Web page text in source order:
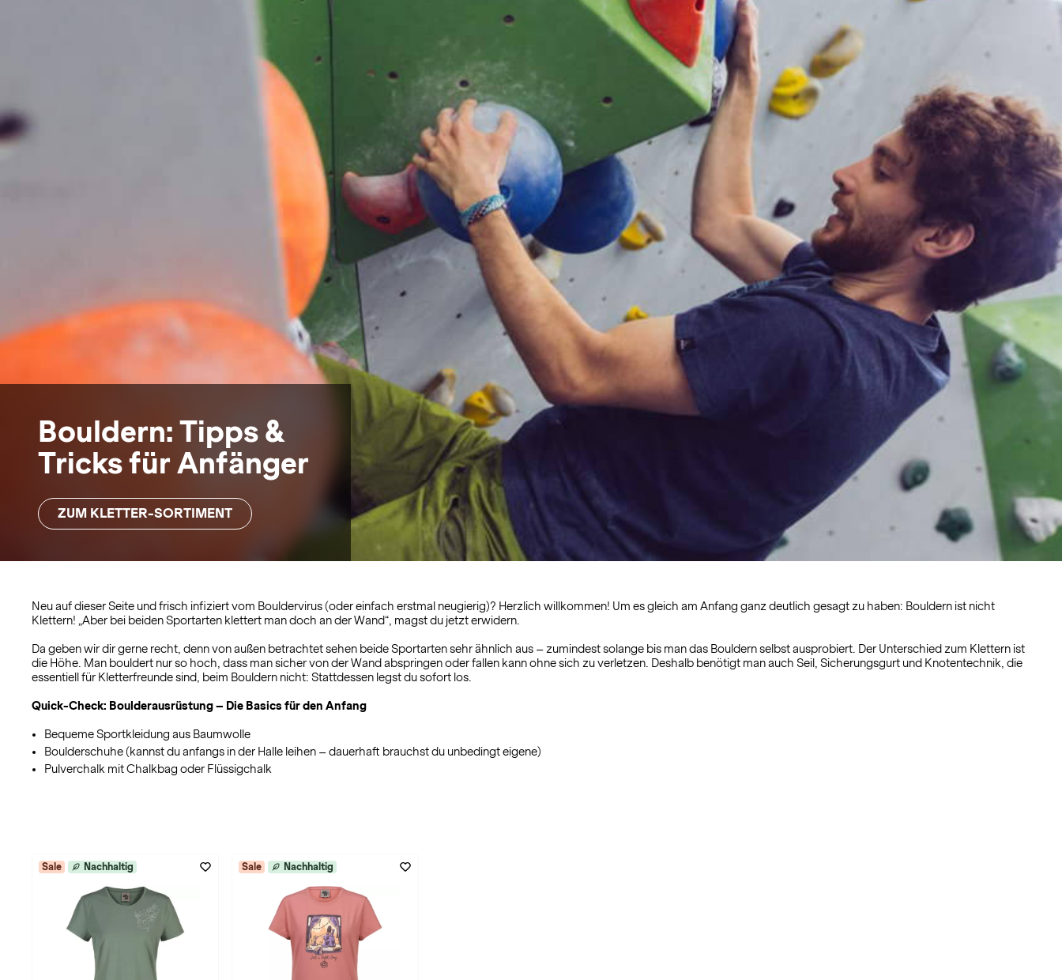
Bouldern: Tipps &
Tricks für Anfänger
ZUM KLETTER-SORTIMENT
Neu auf dieser Seite und frisch infiziert vom Bouldervirus (oder einfach erstmal neugierig)? Herzlich willkommen! Um es gleich am Anfang ganz deutlich gesagt zu haben: Bouldern ist nicht
Klettern! „Aber bei beiden Sportarten klettert man doch an der Wand“, magst du jetzt erwidern.
Da geben wir dir gerne recht, denn von außen betrachtet sehen beide Sportarten sehr ähnlich aus – zumindest solange bis man das Bouldern selbst ausprobiert. Der Unterschied zum Klettern ist
die Höhe. Man bouldert nur so hoch, dass man sicher von der Wand abspringen oder fallen kann ohne sich zu verletzen. Deshalb benötigt man auch Seil, Sicherungsgurt und Knotentechnik, die
essentiell für Kletterfreunde sind, beim Bouldern nicht: Stattdessen legst du sofort los.
Quick-Check: Boulderausrüstung – Die Basics für den Anfang
Bequeme Sportkleidung aus Baumwolle
Boulderschuhe (kannst du anfangs in der Halle leihen – dauerhaft brauchst du unbedingt eigene)
Pulverchalk mit Chalkbag oder Flüssigchalk
Sale Nachhaltig Sale Nachhaltig